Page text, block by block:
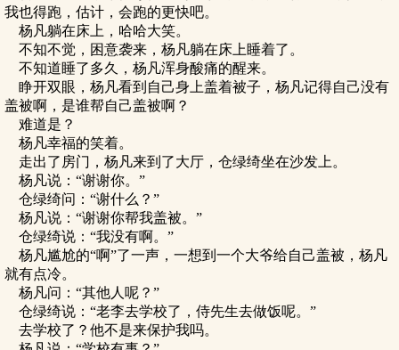
我也得跑，估计，会跑的更快吧。
杨凡躺在床上，哈哈大笑。
不知不觉，困意袭来，杨凡躺在床上睡着了。
不知道睡了多久，杨凡浑身酸痛的醒来。
睁开双眼，杨凡看到自己身上盖着被子，杨凡记得自己没有
盖被啊，是谁帮自己盖被啊？
难道是？
杨凡幸福的笑着。
走出了房门，杨凡来到了大厅，仓绿绮坐在沙发上。
杨凡说：“谢谢你。”
仓绿绮问：“谢什么？”
杨凡说：“谢谢你帮我盖被。”
仓绿绮说：“我没有啊。”
杨凡尴尬的“啊”了一声，一想到一个大爷给自己盖被，杨凡
就有点冷。
杨凡问：“其他人呢？”
仓绿绮说：“老李去学校了，侍先生去做饭呢。”
去学校了？他不是来保护我吗。